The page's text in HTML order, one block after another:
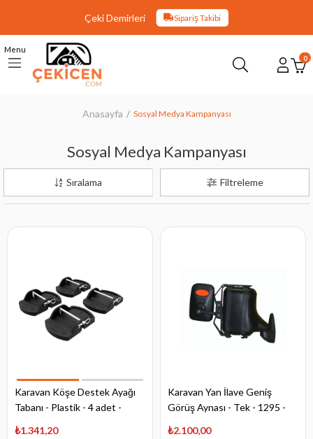
Çeki Demirleri Sipariş Takibi
Menu
0
Anasayfa Sosyal Medya Kampanyası
Sosyal Medya Kampanyası
Filtreleme
Sıralama
Karavan Köşe Destek Ayağı
Tabanı - Plastik - 4 adet -
₺1.341,20
Karavan Yan İlave Geniş
Görüş Aynası - Tek - 1295 -
₺2.100,00